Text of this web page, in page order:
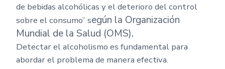
de bebidas alcohólicas y el deterioro del control
sobre el consumo” según la Organización
Mundial de la Salud (OMS),
Detectar el alcoholismo es fundamental para
abordar el problema de manera efectiva.